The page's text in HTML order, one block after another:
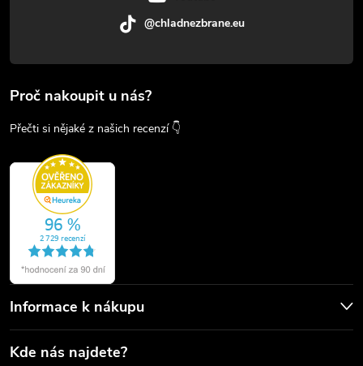
@chladnezbrane.eu
Proč nakoupit u nás?
Přečti si nějaké z našich recenzí 👇
Informace k nákupu
Kde nás najdete?